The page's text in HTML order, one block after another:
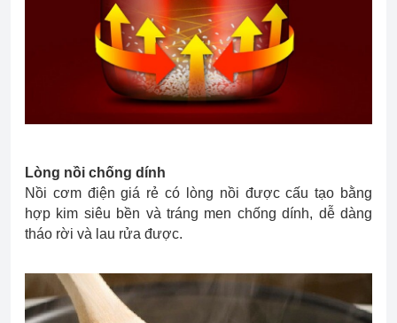
Lòng nồi chống dính
Nồi cơm điện giá rẻ có lòng nồi được cấu tạo bằng
hợp kim siêu bền và tráng men chống dính, dễ dàng
tháo rời và lau rửa được.